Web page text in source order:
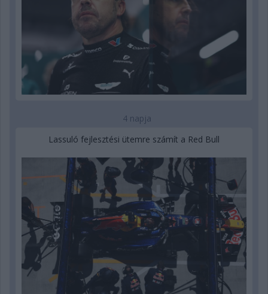
4 napja
Lassuló fejlesztési ütemre számít a Red Bull